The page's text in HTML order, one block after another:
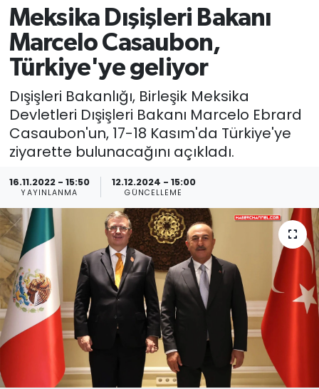
Meksika Dışişleri Bakanı
Marcelo Casaubon,
Türkiye'ye geliyor
Dışişleri Bakanlığı, Birleşik Meksika
Devletleri Dışişleri Bakanı Marcelo Ebrard
Casaubon'un, 17-18 Kasım'da Türkiye'ye
ziyarette bulunacağını açıkladı.
16.11.2022 - 15:50
YAYINLANMA
12.12.2024 - 15:00
GÜNCELLEME
SİYASET
MAGAZİN
Son Dakika Haberleri
Haber Arşivi